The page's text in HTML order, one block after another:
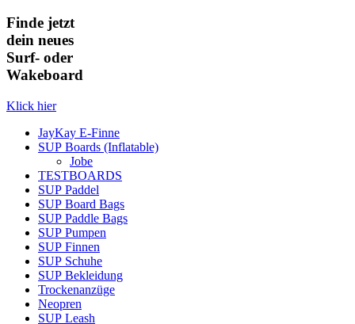
Finde jetzt
dein neues
Surf- oder
Wakeboard
Klick hier
JayKay E-Finne
SUP Boards (Inflatable)
Jobe
TESTBOARDS
SUP Paddel
SUP Board Bags
SUP Paddle Bags
SUP Pumpen
SUP Finnen
SUP Schuhe
SUP Bekleidung
Trockenanzüge
Neopren
SUP Leash